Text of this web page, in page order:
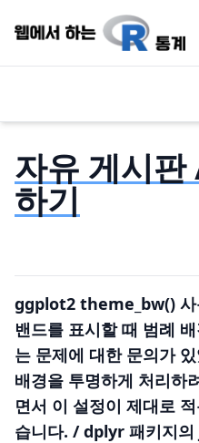
자유 게시
하기
ggplot2 theme_bw()
밴드를 표시할 때 범례
는 문제에 대한 문의가
배경을 투명하게 처리하
면서 이 설정이 제대로
습니다. / dplyr 패키지